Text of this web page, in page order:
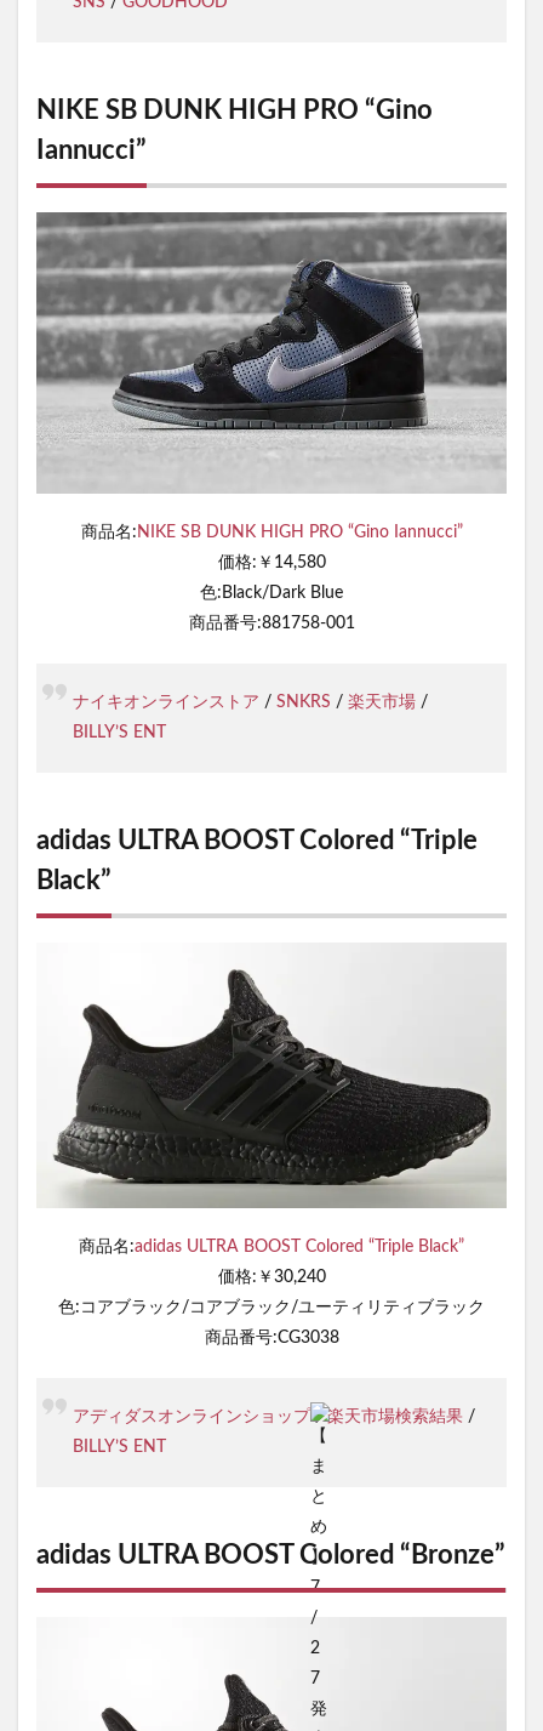
NIKE SB DUNK HIGH PRO “Gino
Iannucci”
商品名: NIKE SB DUNK HIGH PRO “Gino Iannucci”
価格:￥14,580
色:Black/Dark Blue
商品番号:881758-001
ナイキオンラインストア / SNKRS / 楽天市場 /
BILLY’S ENT
adidas ULTRA BOOST Colored “Triple
Black”
商品名:adidas ULTRA BOOST Colored “Triple Black”
価格:￥30,240
色:コアブラック/コアブラック/ユーティリティブラック
商品番号:CG3038
アディダスオンラインショップ /楽天市場検索結果 /
BILLY’S ENT
adidas ULTRA BOOST Colored “Bronze”